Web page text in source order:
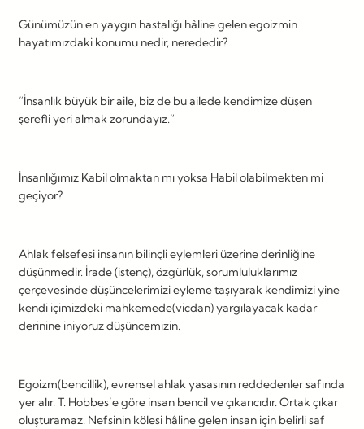
Günümüzün en yaygın hastalığı hâline gelen egoizmin
hayatımızdaki konumu nedir, nerededir?
“İnsanlık büyük bir aile, biz de bu ailede kendimize düşen
şerefli yeri almak zorundayız.”
İnsanlığımız Kabil olmaktan mı yoksa Habil olabilmekten mi
geçiyor?
Ahlak felsefesi insanın bilinçli eylemleri üzerine derinliğine
düşünmedir. İrade (istenç), özgürlük, sorumluluklarımız
çerçevesinde düşüncelerimizi eyleme taşıyarak kendimizi yine
kendi içimizdeki mahkemede(vicdan) yargılayacak kadar
derinine iniyoruz düşüncemizin.
Egoizm(bencillik), evrensel ahlak yasasının reddedenler safında
yer alır. T. Hobbes’e göre insan bencil ve çıkarıcıdır. Ortak çıkar
oluşturamaz. Nefsinin kölesi hâline gelen insan için belirli saf